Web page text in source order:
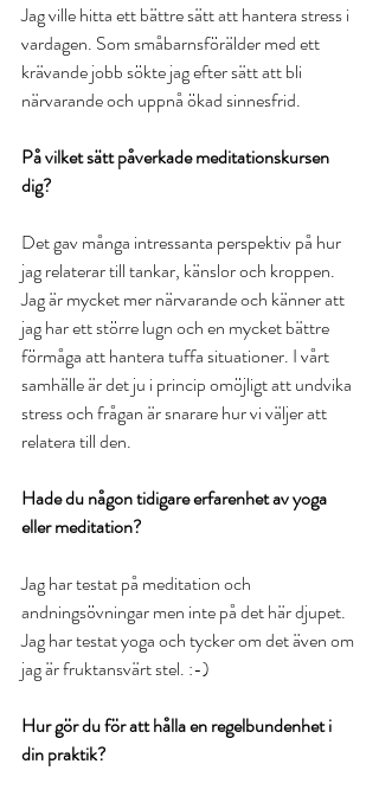
Jag ville hitta ett bättre sätt att hantera stress i
vardagen. Som småbarnsförälder med ett
krävande jobb sökte jag efter sätt att bli
närvarande och uppnå ökad sinnesfrid.
På vilket sätt påverkade meditationskursen
dig?
Det gav många intressanta perspektiv på hur
jag relaterar till tankar, känslor och kroppen.
Jag är mycket mer närvarande och känner att
jag har ett större lugn och en mycket bättre
förmåga att hantera tuffa situationer. I vårt
samhälle är det ju i princip omöjligt att undvika
stress och frågan är snarare hur vi väljer att
relatera till den.
Hade du någon tidigare erfarenhet av yoga
eller meditation?
Jag har testat på meditation och
andningsövningar men inte på det här djupet.
Jag har testat yoga och tycker om det även om
jag är fruktansvärt stel. :-)
Hur gör du för att hålla en regelbundenhet i
din praktik?